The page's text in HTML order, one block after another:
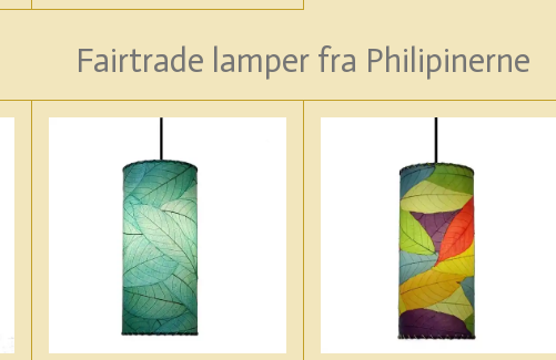
Fairtrade lamper fra Philipinerne